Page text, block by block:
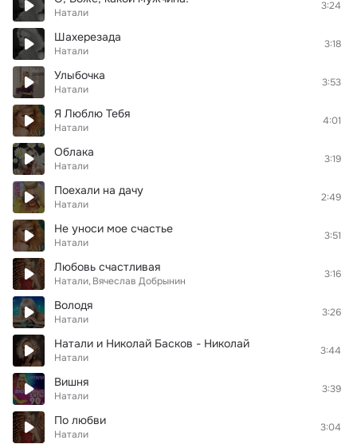
Натали
3:24
Шахерезада
Натали
3:18
Улыбочка
Натали
3:53
Я Люблю Тебя
Натали
4:01
Облака
Натали
3:19
Поехали на дачу
Натали
2:49
Не уноси мое счастье
Натали
3:51
Любовь счастливая
Натали Вячеслав Добрынин
3:16
Володя
Натали
3:26
Натали и Николай Басков - Николай
Натали
3:44
Вишня
Натали
3:39
По любви
Натали
3:04